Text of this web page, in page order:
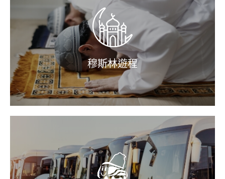
穆斯林遊程